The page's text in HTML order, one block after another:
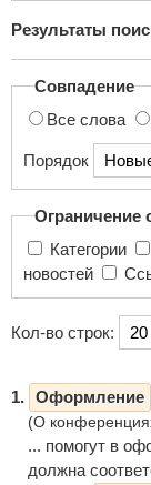
поиска...
Результаты
Совпадение
Все слова
Порядок
Ограничение
Категории
новостей
Кол-во строк:
1. Оформление
(О
... помогут в
должна